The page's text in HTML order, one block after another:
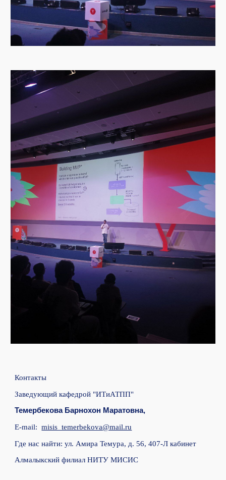
Контакты
Заведующий кафедрой "ИТиАТПП"
Темербекова Барнохон Маратовна,
E-mail:misis_temerbekova@mail.ru
Где нас найти: ул. Амира Темура, д. 56,407-Л кабинет
Алмалыкский филиал НИТУ МИСИС